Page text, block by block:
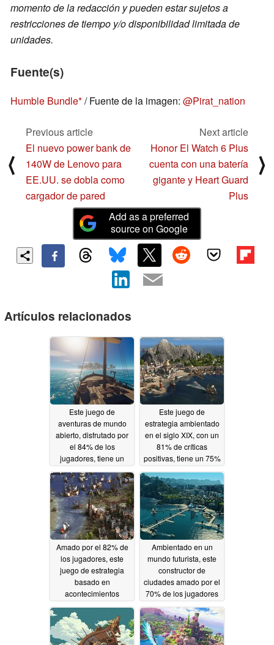
momento de la redacción y pueden estar sujetos a
restricciones de tiempo y/o disponibilidad limitada de
unidades.
Fuente(s)
Humble Bundle / Fuente de la imagen: @Pirat_nation
⟨
Previous article
El nuevo power bank de
140W de Lenovo para
EE.UU. se dobla como
cargador de pared
Next article
Honor El Watch 6 Plus
cuenta con una batería
gigante y Heart Guard
Plus
⟩
Add as a preferred
source on Google
Artículos relacionados
Este juego de
aventuras de mundo
abierto, disfrutado por
el 84% de los
jugadores, tiene un
50% de descuento en
Steam05/20/2026
Este juego de
estrategia ambientado
en el siglo XIX, con un
81% de críticas
positivas, tiene un 75%
de descuento en
Steam05/19/2026
Amado por el 82% de
los jugadores, este
juego de estrategia
basado en
acontecimientos
históricos tiene un 66%
de descuento en
Steam05/18/2026
Ambientado en un
mundo futurista, este
constructor de
ciudades amado por el
70% de los jugadores
tiene un 85% de
descuento en Steam
05/17/2026